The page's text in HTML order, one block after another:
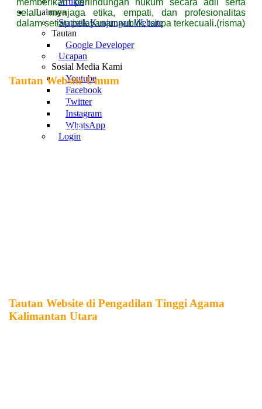
Lainnya
Statistik Kunjungan Website
Tautan
Google Developer
Ucapan
Sosial Media Kami
Youtube
Facebook
Twitter
Instagram
WhatsApp
Login
selalu menjaga etika, empati, dan profesionalitas
dalam setiap pelayanan publik, tanpa terkecuali.(risma)
Tautan Website Umum
Mahkamah Agung RI
Badan Pengawasan MA RI
Tautan Website di Pengadilan Tinggi Agama
Kalimantan Utara